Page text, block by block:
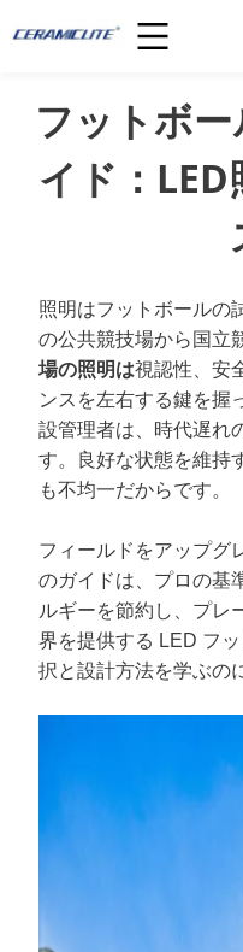
フットボ
イド：LED
照明はフットボールの
の公共競技場から国立
場の照明は視認性、安
ンスを左右する鍵を握
設管理者は、時代遅れ
す。良好な状態を維持
も不均一だからです。
フィールドをアップグ
のガイドは、プロの基
ルギーを節約し、プレ
界を提供する LED フ
択と設計方法を学ぶの